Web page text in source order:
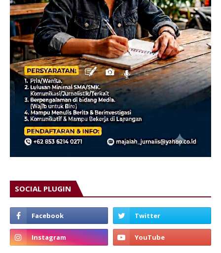
SOCIAL PLUGIN